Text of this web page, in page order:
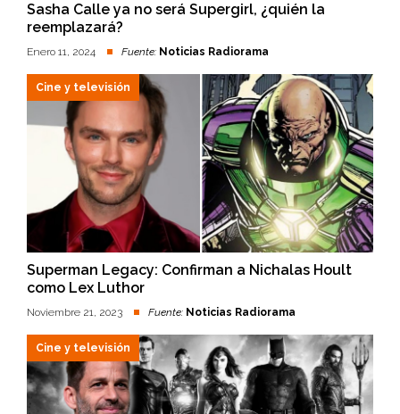
Sasha Calle ya no será Supergirl, ¿quién la
reemplazará?
Enero 11, 2024 Fuente: Noticias Radiorama
Cine y televisión
Superman Legacy: Confirman a Nichalas Hoult
como Lex Luthor
Noviembre 21, 2023 Fuente: Noticias Radiorama
Cine y televisión